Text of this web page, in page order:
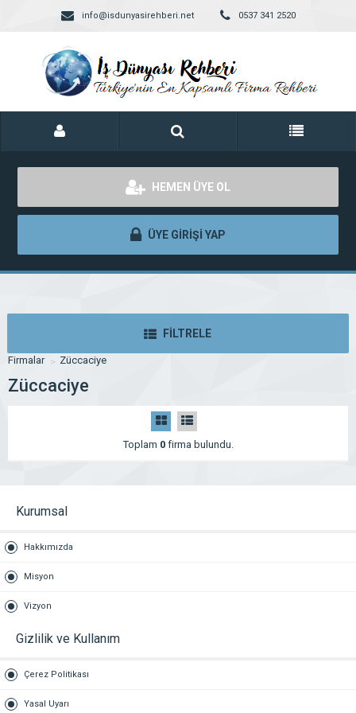
info@isdunyasirehberi.net 0537 341 2520
HEMEN ÜYE OL
ÜYE GİRİŞİ YAP
FİLTRELE
Firmalar Züccaciye
Züccaciye
Toplam 0firma bulundu.
Kurumsal
Hakkımızda
Misyon
Vizyon
Gizlilik ve Kullanım
Çerez Politikası
Yasal Uyarı